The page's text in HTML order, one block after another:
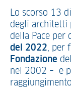
Lo scorso 13
degli architetti
della Pace per
del 2022, per
Fondazione
nel 2002 – e
raggiungimento